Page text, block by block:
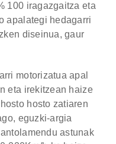
100 iragazgaitza eta
apalategi hedagarri
diseinua, gaur
motorizatua apal
eta irekitzean haize
hosto zatiaren
eguzki-argia
astunak